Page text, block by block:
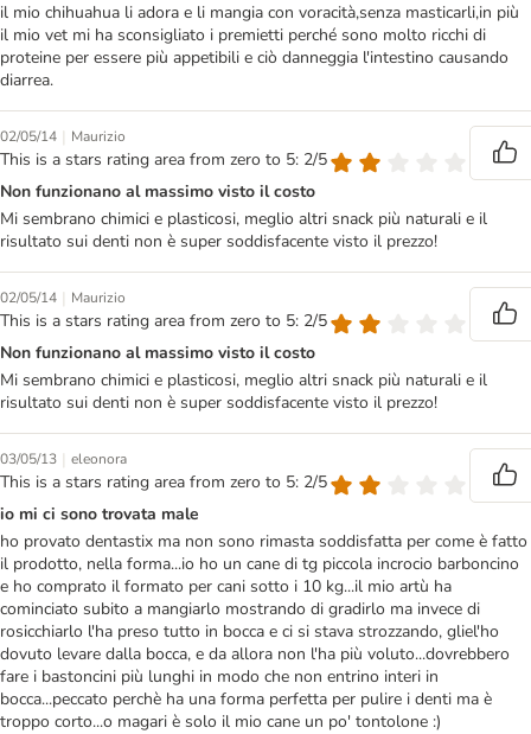
il mio chihuahua li adora e li mangia con voracità,senza masticarli,in più
il mio vet mi ha sconsigliato i premietti perché sono molto ricchi di
proteine per essere più appetibili e ciò danneggia l'intestino causando
diarrea.
02/05/14 | Maurizio
This is a stars rating area from zero to 5: 2/5
Non funzionano al massimo visto il costo
Mi sembrano chimici e plasticosi, meglio altri snack più naturali e il
risultato sui denti non è super soddisfacente visto il prezzo!
02/05/14 | Maurizio
This is a stars rating area from zero to 5: 2/5
Non funzionano al massimo visto il costo
Mi sembrano chimici e plasticosi, meglio altri snack più naturali e il
risultato sui denti non è super soddisfacente visto il prezzo!
03/05/13 | eleonora
This is a stars rating area from zero to 5: 2/5
io mi ci sono trovata male
ho provato dentastix ma non sono rimasta soddisfatta per come è fatto
il prodotto, nella forma...io ho un cane di tg piccola incrocio barboncino
e ho comprato il formato per cani sotto i 10 kg...il mio artù ha
cominciato subito a mangiarlo mostrando di gradirlo ma invece di
rosicchiarlo l'ha preso tutto in bocca e ci si stava strozzando, gliel'ho
dovuto levare dalla bocca, e da allora non l'ha più voluto...dovrebbero
fare i bastoncini più lunghi in modo che non entrino interi in
bocca...peccato perchè ha una forma perfetta per pulire i denti ma è
troppo corto...o magari è solo il mio cane un po' tontolone :)